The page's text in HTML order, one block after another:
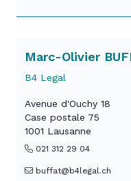
Marc-Olivier
B4 Legal
Avenue d'Ouchy 18
Case postale 75
1001 Lausanne
021 312 29 04
buffat@b4legal.ch